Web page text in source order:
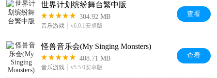
世界计划缤纷舞台繁中版
304.92 MB
音乐游戏 v6.0.1安卓版
查看
怪兽音乐会(My Singing Monsters)
408.71 MB
音乐游戏 v5.5.0安卓版
查看